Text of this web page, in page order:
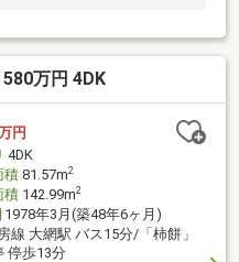
万円 4DK
円
4DK
積81.57m2
積142.99m2
1978年3月(築48年6ヶ月)
線 大網駅 バス15分/「柿餅」
停歩13分